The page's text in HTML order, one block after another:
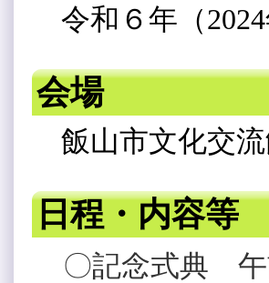
令和６年（
会場
飯山市文化交
日程・内容等
〇記念式典 午